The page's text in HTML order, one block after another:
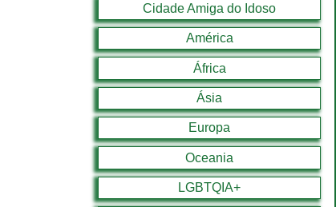
Cidade Amiga do Idoso
América
África
Ásia
Europa
Oceania
LGBTQIA+